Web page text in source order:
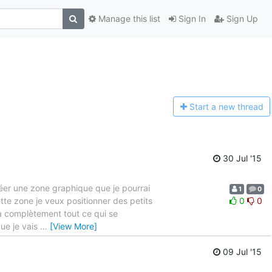
Sign In Sign Up
Manage this list
Start a new thread
30 Jul '15
une zone graphique que je pourrai
zone je veux positionner des petits
complètement tout ce qui se
je vais … [View More]
1 0
0 0
09 Jul '15